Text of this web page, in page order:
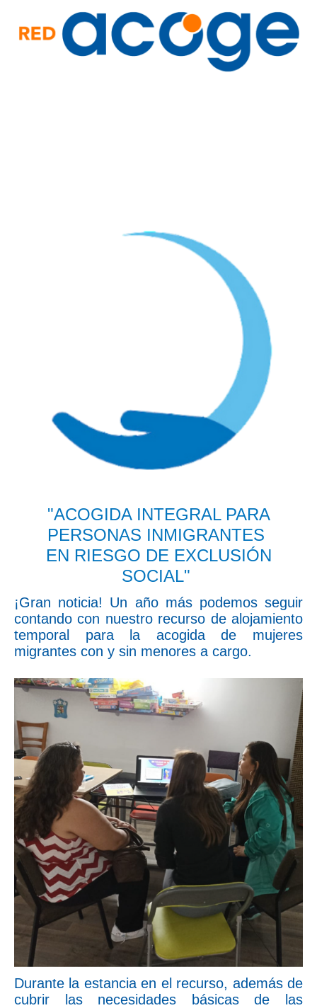
"ACOGIDA INTEGRAL PARA
PERSONAS INMIGRANTES
EN RIESGO DE EXCLUSIÓN
SOCIAL"
¡Gran noticia! Un año más podemos seguir
contando con nuestro recurso de alojamiento
temporal para la acogida de mujeres
migrantes con y sin menores a cargo.
Durante la estancia en el recurso, además de
cubrir las necesidades básicas de las